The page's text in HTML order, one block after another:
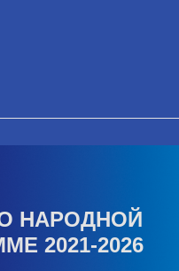
НАРОДНОЙ
2021-2026